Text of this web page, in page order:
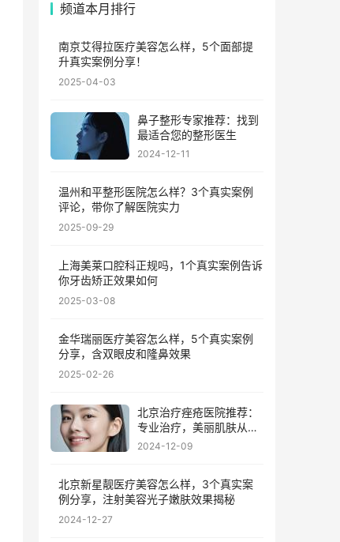
频道本月排行
南京艾得拉医疗美容怎么样，5个面部提
升真实案例分享！
2025-04-03
鼻子整形专家推荐：找到
最适合您的整形医生
2024-12-11
温州和平整形医院怎么样？3个真实案例
评论，带你了解医院实力
2025-09-29
上海美莱口腔科正规吗，1个真实案例告诉
你牙齿矫正效果如何
2025-03-08
金华瑞丽医疗美容怎么样，5个真实案例
分享，含双眼皮和隆鼻效果
2025-02-26
北京治疗痤疮医院推荐：
专业治疗，美丽肌肤从这
里开始
2024-12-09
北京新星靓医疗美容怎么样，3个真实案
例分享，注射美容光子嫩肤效果揭秘
2024-12-27